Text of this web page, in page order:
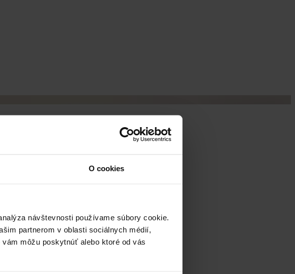
O cookies
návštevnosti používame súbory cookie.
partnerom v oblasti sociálnych médií,
môžu poskytnúť alebo ktoré od vás